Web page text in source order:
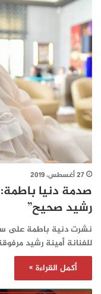
27 أغسطس، 2019
صدمة دنيا باطمة:
رشيد صحيح”
نشرت دنية باطمة على
للفنانة أمينة رشيد
أكمل القراءة »